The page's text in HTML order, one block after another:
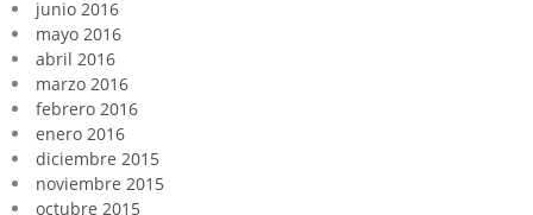
junio 2016
mayo 2016
abril 2016
marzo 2016
febrero 2016
enero 2016
diciembre 2015
noviembre 2015
octubre 2015